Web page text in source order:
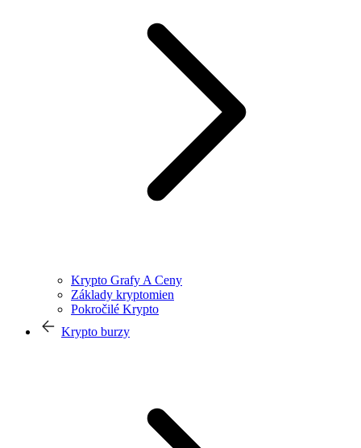
Krypto Grafy A Ceny
Základy kryptomien
Pokročilé Krypto
Krypto burzy